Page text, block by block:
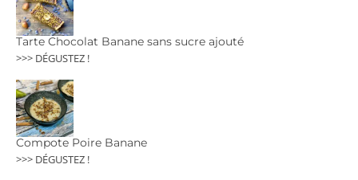
Tarte Chocolat Banane sans sucre ajouté
>>> DÉGUSTEZ !
Compote Poire Banane
>>> DÉGUSTEZ !